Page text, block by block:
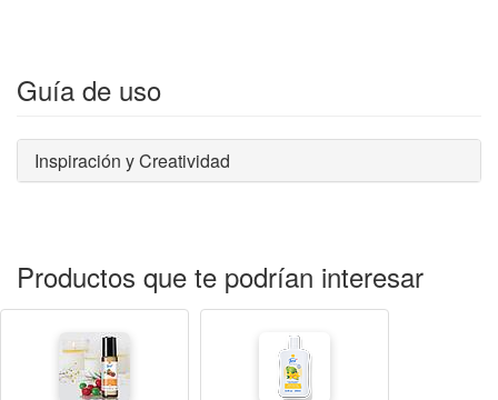
Guía de uso
Inspiración y Creatividad
Productos que te podrían interesar